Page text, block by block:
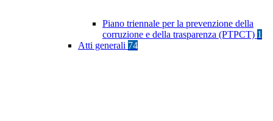
Piano triennale per la prevenzione della
corruzione e della trasparenza (PTPCT) 1
Atti generali 74